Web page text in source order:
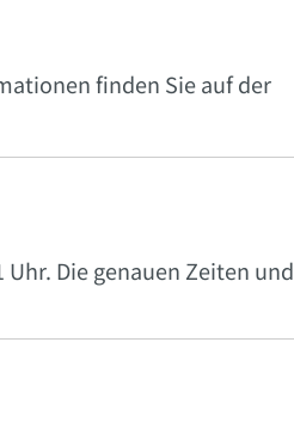
finden Sie auf der
Die genauen Zeiten und